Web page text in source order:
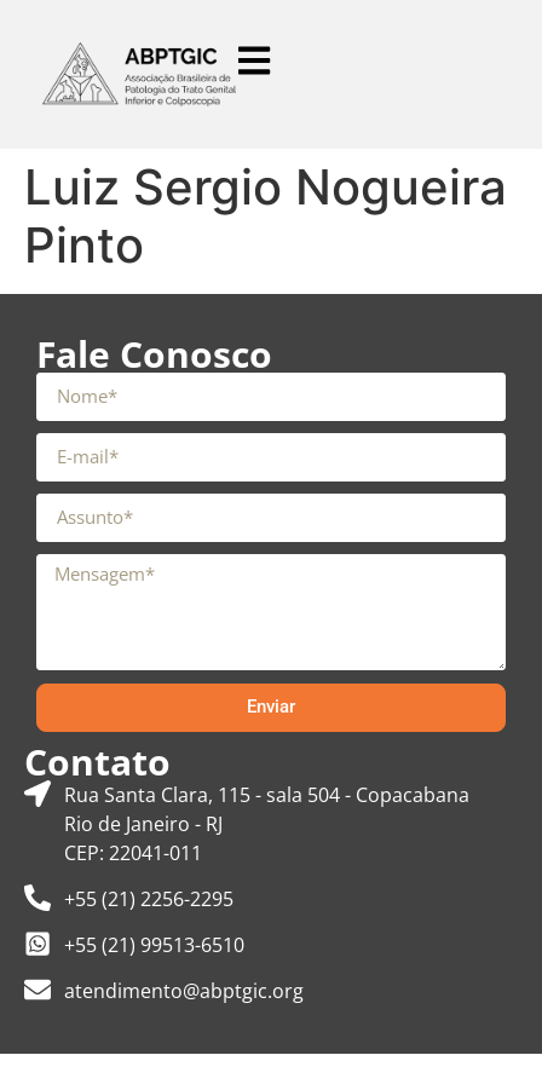
Luiz Sergio Nogueira
Pinto
Fale Conosco
Enviar
Contato
Rua Santa Clara, 115 - sala 504 - Copacabana
Rio de Janeiro - RJ
CEP: 22041-011
+55 (21) 2256-2295
+55 (21) 99513-6510
atendimento@abptgic.org